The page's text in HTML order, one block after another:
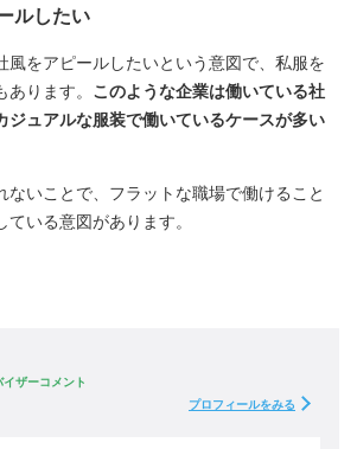
ルしたい
風をアピールしたいという意図で、私服を
ります。 このような企業は働いている社
ジュアルな服装で働いているケースが多い
ないことで、フラットな職場で働けること
いる意図があります。
ザーコメント
プロフィールをみる